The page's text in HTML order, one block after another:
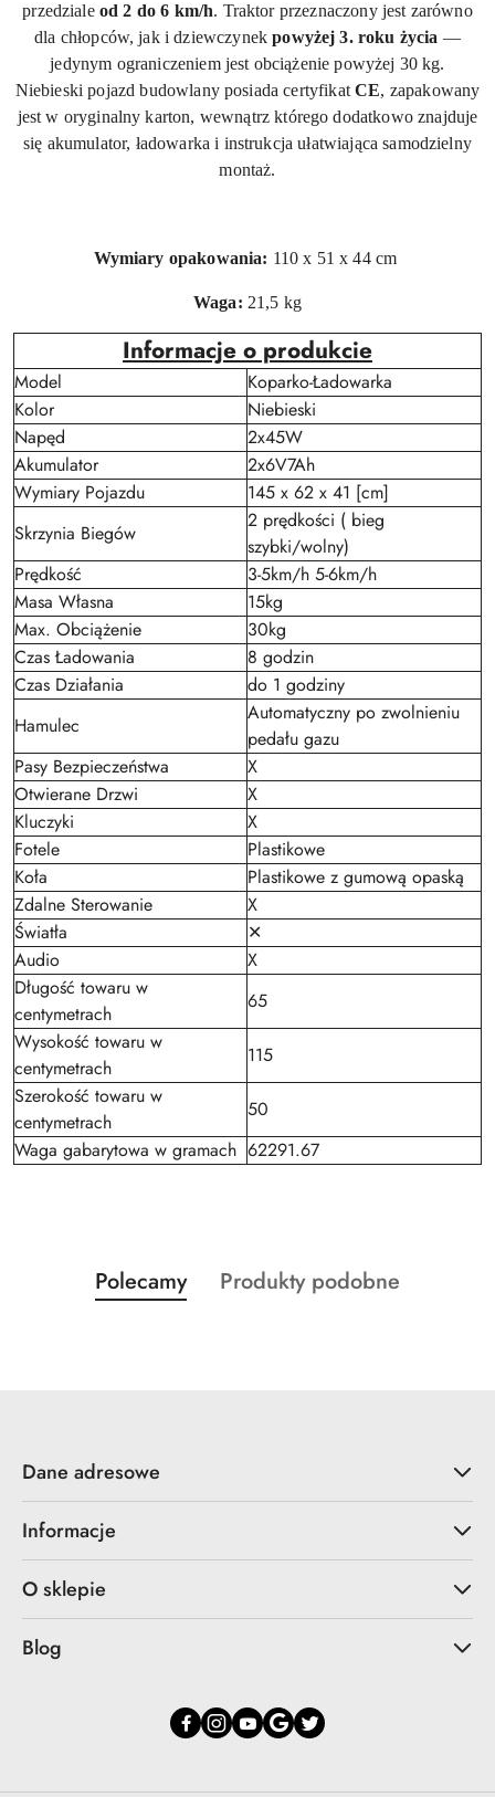
przedziale od 2 do 6 km/h. Traktor przeznaczony jest zarówno
dla chłopców, jak i dziewczynekpowyżej 3. roku życia —
jedynym ograniczeniem jest obciążenie powyżej 30 kg.
Niebieski pojazd budowlany posiada certyfikatCE, zapakowany
jest w oryginalny karton, wewnątrz którego dodatkowo znajduje
się akumulator, ładowarka i instrukcja ułatwiająca samodzielny
montaż.
Wymiary opakowania: 110 x 51 x 44 cm
Waga: 21,5 kg
Informacje o produkcie
Model
Koparko-Ładowarka
Kolor
Niebieski
Napęd
2x45W
Akumulator
2x6V7Ah
Wymiary Pojazdu
145 x 62 x 41 [cm]
Skrzynia Biegów
2 prędkości ( bieg
szybki/wolny)
Prędkość
3-5km/h 5-6km/h
Masa Własna
15kg
Max. Obciążenie
30kg
Czas Ładowania
8 godzin
Czas Działania
do 1 godziny
Hamulec
Automatyczny po zwolnieniu
pedału gazu
Pasy Bezpieczeństwa
X
Otwierane Drzwi
X
Kluczyki
X
Fotele
Plastikowe
Koła
Plastikowe z gumową opaską
Zdalne Sterowanie
X
Światła
✕
Audio
X
Długość towaru w
centymetrach
65
Wysokość towaru w
centymetrach
115
Szerokość towaru w
centymetrach
50
Waga gabarytowa w gramach 62291.67
Pomiń karuzelę produktów
Produkty
o
Polecamy
Produkty
Produkty podobne
Dane adresowe
Informacje
O sklepie
Blog